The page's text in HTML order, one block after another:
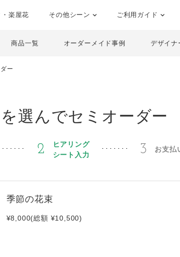
楽屋花 その他シーン ご利用ガイド
商品一覧 オーダーメイド事例 デザイナ
ー
選んでセミオーダー
2
ヒアリング
シート入力
3 お支払
季節の花束
¥8,000(総額 ¥10,500)